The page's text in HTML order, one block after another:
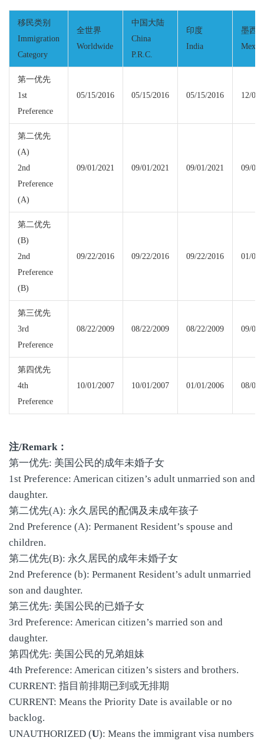
移民类别
Immigration
Category
全世界
Worldwide
中国大陆
China
P.R.C.
印度
India
墨西
第一优先
1st
Preference
05/15/2016 05/15/2016 05/15/2016 12/01/
第二优先
(A)
2nd
Preference
(A)
09/01/2021 09/01/2021 09/01/2021 09/01/
第二优先
(B)
2nd
Preference
(B)
09/22/2016 09/22/2016 09/22/2016 01/01/
第三优先
3rd
Preference
08/22/2009 08/22/2009 08/22/2009 09/08/
第四优先
4th
Preference
10/01/2007 10/01/2007 01/01/2006 08/01/
注/Remark：
第一优先: 美国公民的成年未婚子女
1st Preference: American citizen’s adult unmarried son and
daughter.
第二优先(A): 永久居民的配偶及未成年孩子
2nd Preference (A): Permanent Resident’s spouse and
children.
第二优先(B): 永久居民的成年未婚子女
2nd Preference (b): Permanent Resident’s adult unmarried
son and daughter.
第三优先: 美国公民的已婚子女
3rd Preference: American citizen’s married son and
daughter.
第四优先: 美国公民的兄弟姐妹
4th Preference: American citizen’s sisters and brothers.
CURRENT: 指目前排期已到或无排期
CURRENT: Means the Priority Date is available or no
backlog.
UNAUTHORIZED (U): Means the immigrant visa numbers